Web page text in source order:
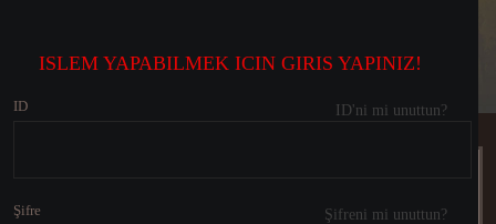
ISLEM YAPABILMEK ICIN GIRIS YAPINIZ!
ID ID'ni mi unuttun?
Şifre Şifreni mi unuttun?